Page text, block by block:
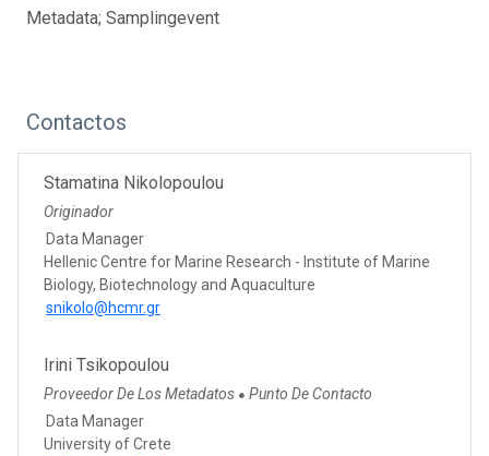
Metadata; Samplingevent
Contactos
Stamatina Nikolopoulou
Originador
Data Manager
Hellenic Centre for Marine Research - Institute of Marine
Biology, Biotechnology and Aquaculture
snikolo@hcmr.gr
Irini Tsikopoulou
Proveedor De Los Metadatos ● Punto De Contacto
Data Manager
University of Crete